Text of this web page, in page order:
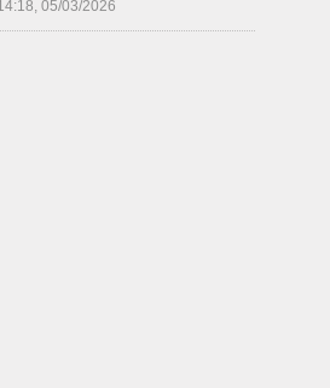
05/03/2026